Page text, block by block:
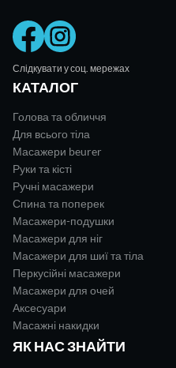
Слідкувати у соц. мережах
ЯК НАС ЗНАЙТИ
КАТАЛОГ
Голова та обличчя
Для всього тіла
Масажери beurer
Руки та кісті
Ручні масажери
Спина та поперек
Масажери-подушки
Масажери для ніг
Масажери для шиї та тіла
Перкусійні масажери
Масажери для очей
Аксесуари
Масажні накидки